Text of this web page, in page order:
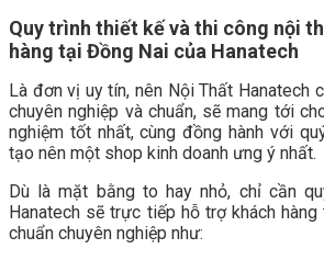
Quy trình thiết kế và thi công nội
hàng tại Đồng Nai của Hanatech
Là đơn vị uy tín, nên Nội Thất Hanatech
chuyên nghiệp và chuẩn, sẽ mang tới
nghiệm tốt nhất, cùng đồng hành với
tạo nên một shop kinh doanh ưng ý nhất.
Dù là mặt bằng to hay nhỏ, chỉ cần
Hanatech sẽ trực tiếp hỗ trợ khách
chuẩn chuyên nghiệp như: